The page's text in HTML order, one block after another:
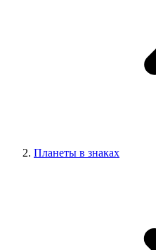
Планеты в знаках